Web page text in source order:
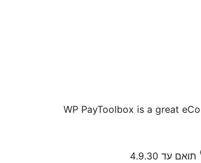
WP PayToolbox is a great
תואם עד 4.9.30